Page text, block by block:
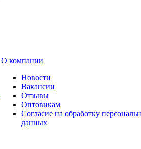
О компании
Новости
Вакансии
Отзывы
Оптовикам
Cогласие на обработку
данных